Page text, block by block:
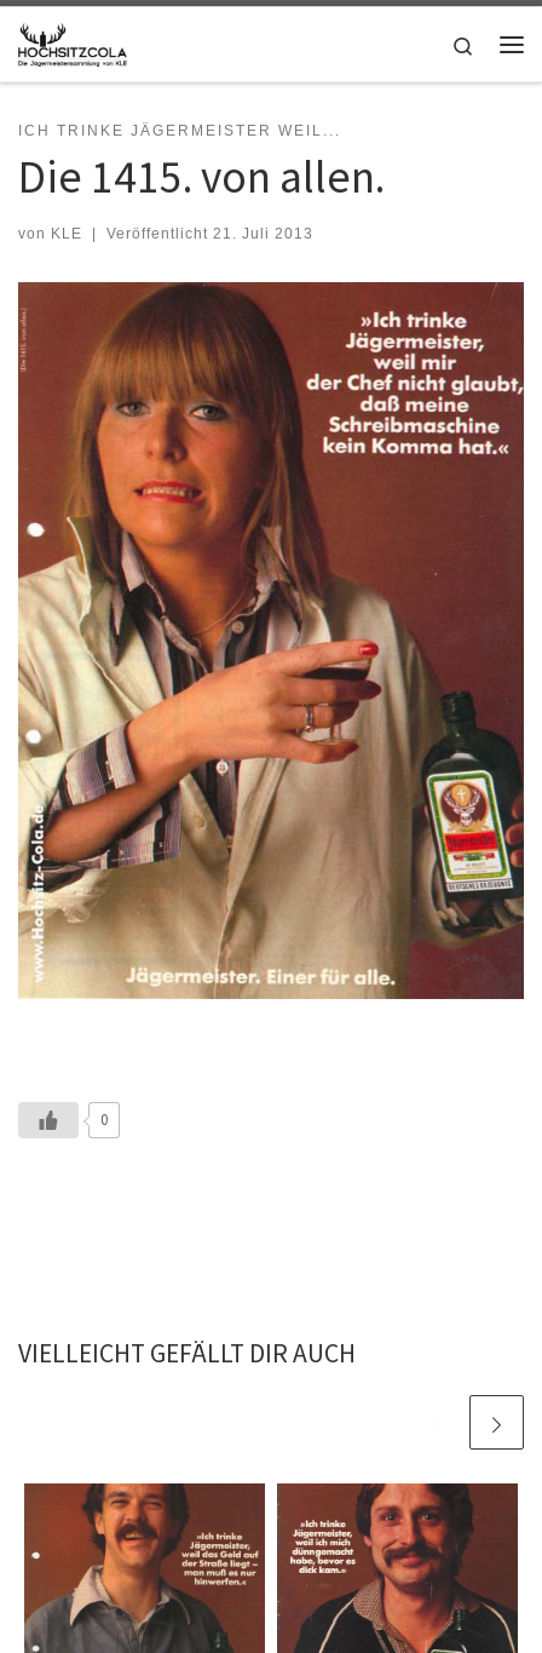
Zum Inhalt springen
Search
ICH TRINKE JÄGERMEISTER WEIL...
Die 1415. von allen.
von KLE Veröffentlicht 21. Juli 2013
0
VIELLEICHT GEFÄLLT DIR AUCH